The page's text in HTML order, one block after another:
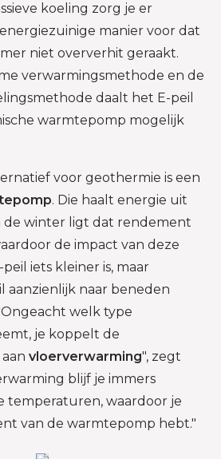
koeling zorg je er
manier voor dat
niet oververhit geraakt.
verwarmingsmethode en de
daalt het E-peil
warmtepomp mogelijk
voor geothermie is een
. Die haalt energie uit
winter ligt dat rendement
de impact van deze
iets kleiner is, maar
aanzienlijk naar beneden
welk type
je koppelt de
vloerverwarming", zegt
blijf je immers
temperaturen, waardoor je
van de warmtepomp hebt."